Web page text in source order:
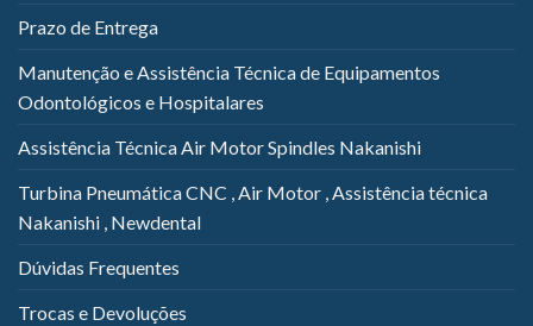
Prazo de Entrega
Manutenção e Assistência Técnica de Equipamentos
Odontológicos e Hospitalares
Assistência Técnica Air Motor Spindles Nakanishi
Turbina Pneumática CNC , Air Motor , Assistência técnica
Nakanishi , Newdental
Dúvidas Frequentes
Trocas e Devoluções